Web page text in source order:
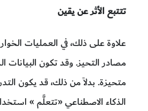
تتتبع الأثر عن يقين
علاوة على ذلك، في العمليات
مصادر التحيز. وقد تكون البيانات
متحيزة. بدلاً من ذلك، قد يكون
الذكاء الاصطناعي «تتعلَّم »